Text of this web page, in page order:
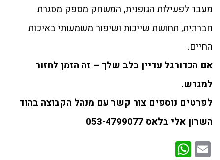
מעבר לפעילות הגופנית, המשחק מספק מסגרת
חברתית, תחושת שייכות ושיפור משמעותי באיכות
החיים.
אם הכדורגל עדיין בלב שלך – זה הזמן לחזור
למגרש.
לפרטים נוספים צור קשר עם מנהל הקבוצה בהוד
השרון אלי בלאס 053-4799077
Email